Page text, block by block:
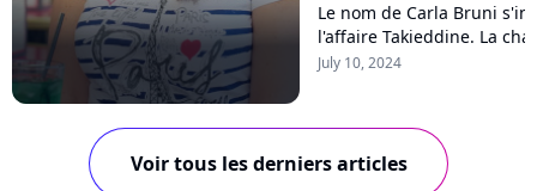
Le nom de Carla Bruni
l'affaire Takieddine. La
et épouse...
July 10, 2024
Voir tous les derniers articles